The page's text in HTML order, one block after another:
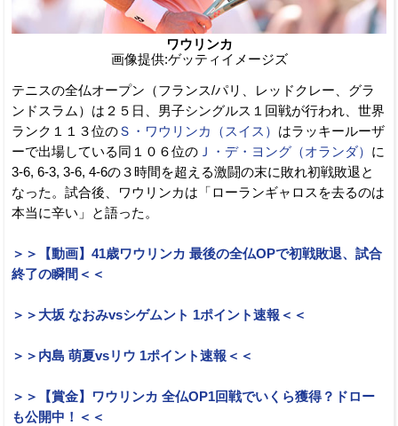
ワウリンカ
画像提供:ゲッティイメージズ
テニスの全仏オープン（フランス/パリ、レッドクレー、グラ
ンドスラム）は２５日、男子シングルス１回戦が行われ、世界
ランク１１３位のＳ・ワウリンカ（スイス） はラッキールーザ
ーで出場している同１０６位の Ｊ・デ・ヨング（オランダ） に
3-6, 6-3, 3-6, 4-6の３時間を超える激闘の末に敗れ初戦敗退と
なった。試合後、ワウリンカは「ローランギャロスを去るのは
本当に辛い」と語った。
＞＞【動画】41歳ワウリンカ 最後の全仏OPで初戦敗退、試合
終了の瞬間＜＜
＞＞大坂 なおみvsシゲムント 1ポイント速報＜＜
＞＞内島 萌夏vsリウ 1ポイント速報＜＜
＞＞【賞金】ワウリンカ 全仏OP1回戦でいくら獲得？ドロー
も公開中！＜＜